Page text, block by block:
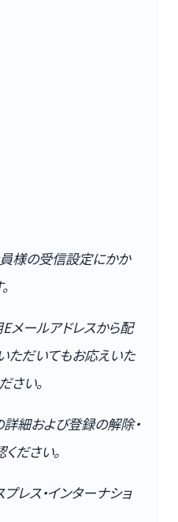
様の受信設定にかか
ールアドレスから配
ただいてもお応えいた
さい。
細および登録の解除・
ださい。
プレス・インターナショ